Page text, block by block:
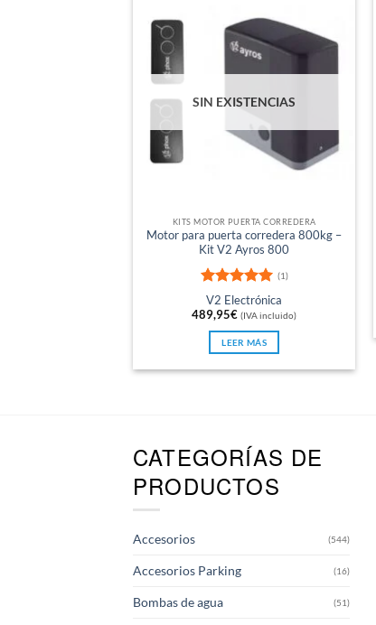
SIN EXISTENCIAS
KITS MOTOR PUERTA CORREDERA
Motor para puerta corredera 800kg –
Kit V2 Ayros 800
Valorado
con5de 5
(1)
V2 Electrónica
489,95€ (IVA incluido)
LEER MÁS
CATEGORÍAS DE
PRODUCTOS
Accesorios (544)
Accesorios Parking (16)
Bombas de agua (51)